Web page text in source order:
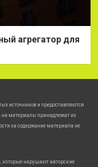
агрегатор для
источников и предоставляются
на материалы принадлежат их
за содержание материала не
нарушают авторские